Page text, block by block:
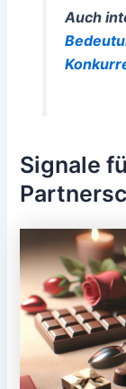
Auch
Signale